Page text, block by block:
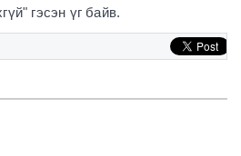
гэсэн үг байв.